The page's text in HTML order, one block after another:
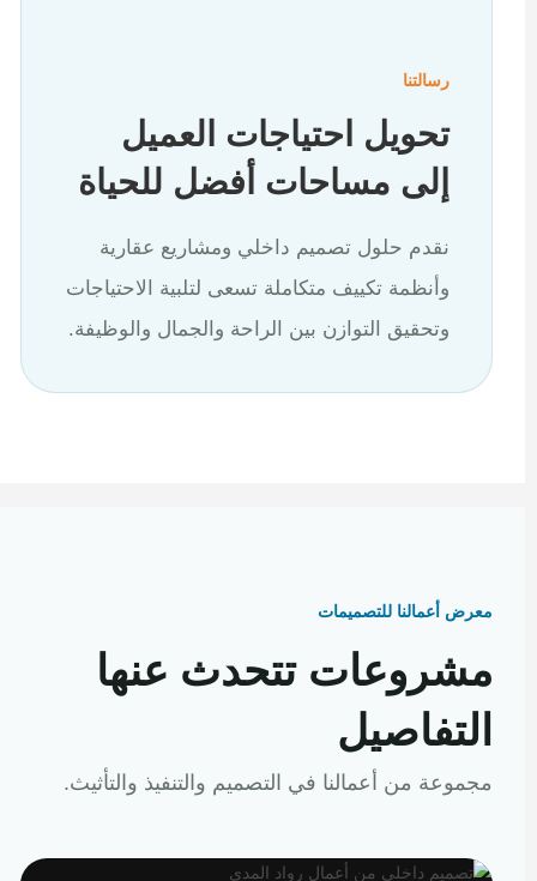
رسالتنا
تحويل احتياجات العميل
إلى مساحات أفضل للحياة
نقدم حلول تصميم داخلي ومشاريع عقارية
وأنظمة تكييف متكاملة تسعى لتلبية الاحتياجات
وتحقيق التوازن بين الراحة والجمال والوظيفة.
معرض أعمالنا للتصميمات
مشروعات تتحدث عنها
التفاصيل
مجموعة من أعمالنا في التصميم والتنفيذ والتأثيث.